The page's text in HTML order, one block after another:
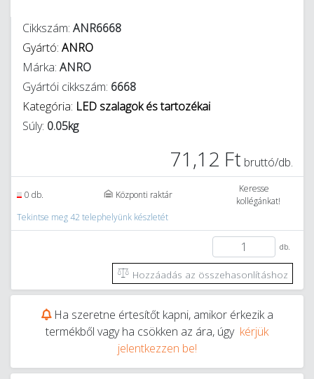
Cikkszám: ANR6668
Gyártó: ANRO
Márka: ANRO
Gyártói cikkszám: 6668
Kategória: LED szalagok és tartozékai
Súly: 0.05kg
71,12 Ft bruttó/db.
0 db. Központi raktár
Keresse
kollégánkat!
Tekintse meg 42 telephelyünk készletét
db.
Hozzáadás az összehasonlításhoz
Ha szeretne értesítőt kapni, amikor érkezik a
termékből vagy ha csökken az ára, úgy kérjük
jelentkezzen be!